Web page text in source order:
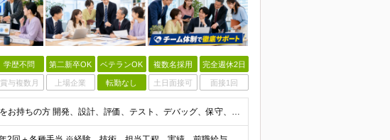
学歴不問 第二新卒OK ベテランOK 複数名採用 完全週休2日
賞与複数月 上場企業 転勤なし 土日面接可 面接1回
■学歴不問 ■組込・制御系の実務経験をお持ちの方 開発、設計、評価、テスト、デバッグ、保守、機能改善など、担当工程は問いません。 次のような経験を活かせます。 ・C、C++、C#、Pythonを使